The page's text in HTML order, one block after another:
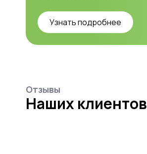
Узнать подробнее
Отзывы
Наших клиентов